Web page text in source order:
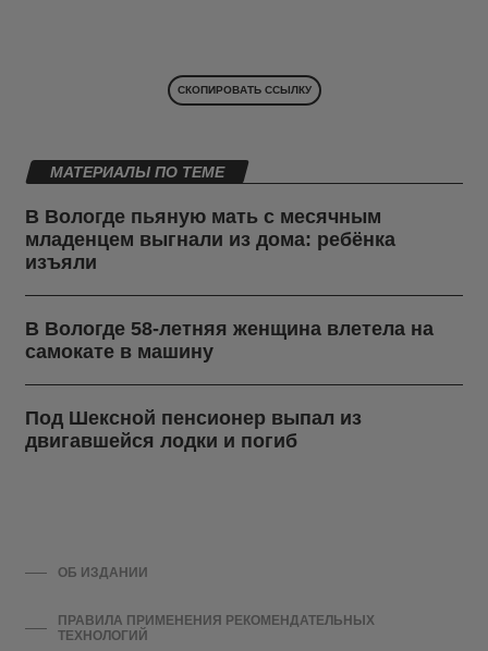
СКОПИРОВАТЬ ССЫЛКУ
МАТЕРИАЛЫ ПО ТЕМЕ
В Вологде пьяную мать с месячным
младенцем выгнали из дома: ребёнка
изъяли
В Вологде 58-летняя женщина влетела на
самокате в машину
Под Шексной пенсионер выпал из
двигавшейся лодки и погиб
ОБ ИЗДАНИИ
ПРАВИЛА ПРИМЕНЕНИЯ РЕКОМЕНДАТЕЛЬНЫХ
ТЕХНОЛОГИЙ